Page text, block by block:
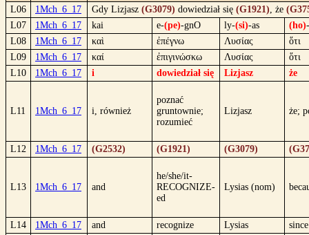
L06
1Mch_6_17 Gdy Lizjasz (G3079) dowiedział się (G1921), że
L07
1Mch_6_17 kai e-(pe)-gnO ly-(si)-as (ho)
L08
1Mch_6_17 καὶ ἐπέγνω Λυσίας
ὅτι
L09
1Mch_6_17 καί ἐπιγινώσκω Λυσίας
ὅτι
L10
1Mch_6_17 i dowiedział się Lizjasz że
L11 1Mch_6_17 i, również
poznać
gruntownie;
rozumieć
Lizjasz że;
L12 1Mch_6_17 (G2532) (G1921) (G3079)
L13 1Mch_6_17 and
he/she/it-
RECOGNIZE-
ed
Lysias (nom)
L14 1Mch_6_17 and recognize Lysias
since